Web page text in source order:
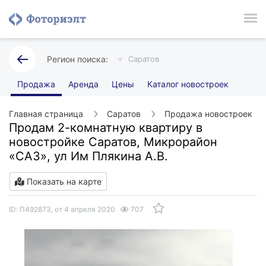
Саратов
Продажа Аренда Цены Каталог новостроек
Главная страница Саратов Продажа новостроек
Продам 2-комнатную квартиру в
новостройке Саратов, Микрорайон
«САЗ», ул Им Плякина А.В.
Показать на карте
ID: П492873, от 4 апреля 2020 707